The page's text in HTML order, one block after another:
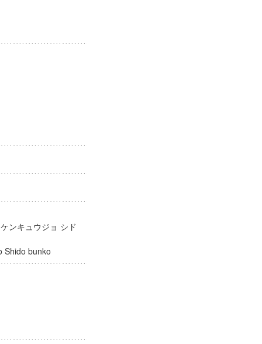
ンキュウジョ シド
Shido bunko